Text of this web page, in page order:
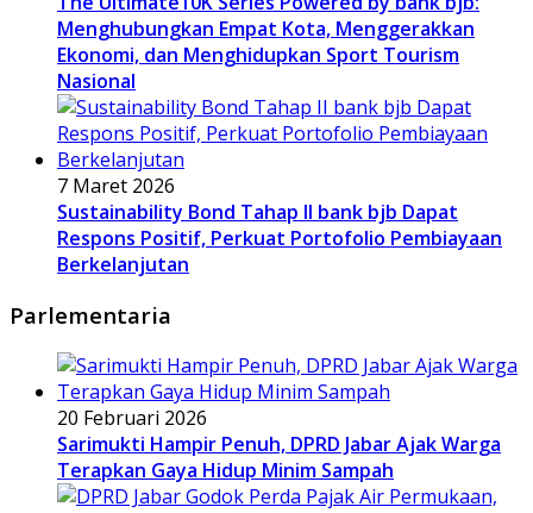
Menghubungkan Empat Kota, Menggerakkan
Ekonomi, dan Menghidupkan Sport Tourism
Nasional
7 Maret 2026
Sustainability Bond Tahap II bank bjb Dapat
Respons Positif, Perkuat Portofolio Pembiayaan
Berkelanjutan
Parlementaria
20 Februari 2026
Sarimukti Hampir Penuh, DPRD Jabar Ajak Warga
Terapkan Gaya Hidup Minim Sampah